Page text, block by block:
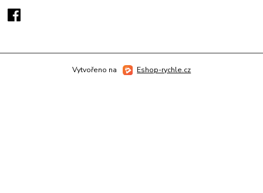
Vytvořeno na Eshop-rychle.cz